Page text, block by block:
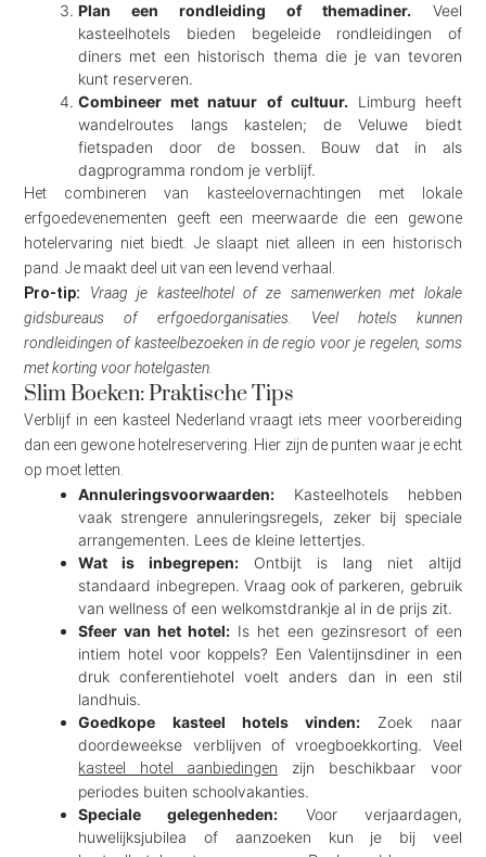
Plan een rondleiding of themadiner. Veel
kasteelhotels bieden begeleide rondleidingen of
diners met een historisch thema die je van tevoren
kunt reserveren.
Combineer met natuur of cultuur. Limburg heeft
wandelroutes langs kastelen; de Veluwe biedt
fietspaden door de bossen. Bouw dat in als
dagprogramma rondom je verblijf.
Het combineren van kasteelovernachtingen met lokale
erfgoedevenementen geeft een meerwaarde die een gewone
hotelervaring niet biedt. Je slaapt niet alleen in een historisch
pand. Je maakt deel uit van een levend verhaal.
Pro-tip:
Vraag je kasteelhotel of ze samenwerken met lokale
gidsbureaus of erfgoedorganisaties. Veel hotels kunnen
rondleidingen of kasteelbezoeken in de regio voor je regelen, soms
met korting voor hotelgasten.
Slim Boeken: Praktische Tips
Verblijf in een kasteel Nederland vraagt iets meer voorbereiding
dan een gewone hotelreservering. Hier zijn de punten waar je echt
op moet letten.
Annuleringsvoorwaarden: Kasteelhotels hebben
vaak strengere annuleringsregels, zeker bij speciale
arrangementen. Lees de kleine lettertjes.
Wat is inbegrepen: Ontbijt is lang niet altijd
standaard inbegrepen. Vraag ook of parkeren, gebruik
van wellness of een welkomstdrankje al in de prijs zit.
Sfeer van het hotel: Is het een gezinsresort of een
intiem hotel voor koppels? Een Valentijnsdiner in een
druk conferentiehotel voelt anders dan in een stil
landhuis.
Goedkope kasteel hotels vinden: Zoek naar
doordeweekse verblijven of vroegboekkorting. Veel
kasteel hotel aanbiedingen zijn beschikbaar voor
periodes buiten schoolvakanties.
Speciale gelegenheden: Voor verjaardagen,
huwelijksjubilea of aanzoeken kun je bij veel